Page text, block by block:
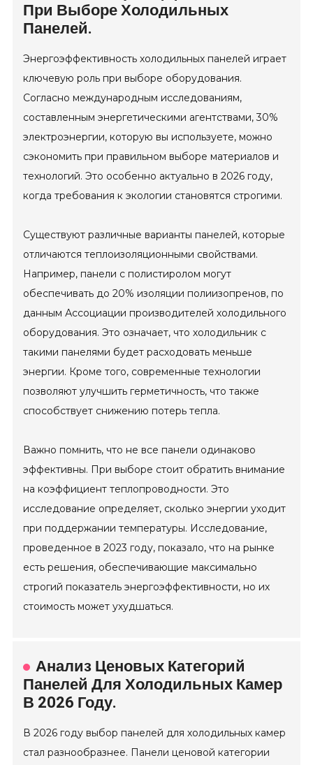
При Выборе Холодильных
Панелей.
Энергоэффективность холодильных панелей играет
ключевую роль при выборе оборудования.
Согласно международным исследованиям,
составленным энергетическими агентствами, 30%
электроэнергии, которую вы используете, можно
сэкономить при правильном выборе материалов и
технологий. Это особенно актуально в 2026 году,
когда требования к экологии становятся строгими.
Существуют различные варианты панелей, которые
отличаются теплоизоляционными свойствами.
Например, панели с полистиролом могут
обеспечивать до 20% изоляции полиизопренов, по
данным Ассоциации производителей холодильного
оборудования. Это означает, что холодильник с
такими панелями будет расходовать меньше
энергии. Кроме того, современные технологии
позволяют улучшить герметичность, что также
способствует снижению потерь тепла.
Важно помнить, что не все панели одинаково
эффективны. При выборе стоит обратить внимание
на коэффициент теплопроводности. Это
исследование определяет, сколько энергии уходит
при поддержании температуры. Исследование,
проведенное в 2023 году, показало, что на рынке
есть решения, обеспечивающие максимально
строгий показатель энергоэффективности, но их
стоимость может ухудшаться.
Анализ Ценовых Категорий
Панелей Для Холодильных Камер
В 2026 Году.
В 2026 году выбор панелей для холодильных камер
стал разнообразнее. Панели ценовой категории